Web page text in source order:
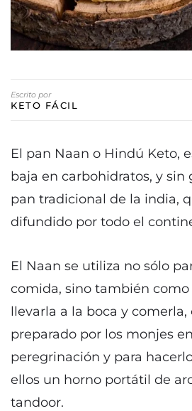
Escrito por
KETO FÁCIL
El pan Naan o Hindú Keto,
baja en carbohidratos, y sin
pan tradicional de la india,
difundido por todo el
El Naan se utiliza no sólo
comida, sino también
llevarla a la boca y comerla,
preparado por los monjes
peregrinación y para
ellos un horno portátil de
tandoor.